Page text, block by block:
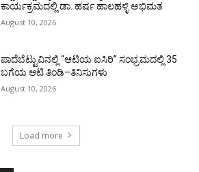
ಕಾರ್ಯಕ್ರಮದಲ್ಲಿ ಡಾ. ಹರ್ಷ ಹಾಲಹಳ್ಳಿ ಅಭಿಮತ
August 10, 2026
ಪಾದೆಬೆಟ್ಟುವಿನಲ್ಲಿ “ಆಟಿಯ ಐಸಿರಿ’’ ಸಂಭ್ರಮದಲ್ಲಿ 35
ಬಗೆಯ ಆಟಿ ತಿಂಡಿ–ತಿನಿಸುಗಳು
August 10, 2026
Load more